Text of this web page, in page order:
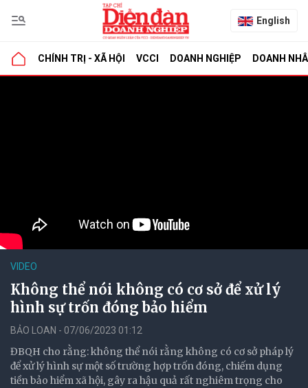
English
CHÍNH TRỊ - XÃ HỘI VCCI DOANH NGHIỆP DOANH
VIDEO
Không thể nói không có cơ sở để xử lý
hình sự trốn đóng bảo hiểm
BẢO LOAN - 07/06/2023 01:12
ĐBQH cho rằng: không thể nói rằng không có cơ sở pháp lý
để xử lý hình sự một số trường hợp trốn đóng, chiếm dụng
tiền bảo hiểm xã hội, gây ra hậu quả rất nghiêm trọng cho